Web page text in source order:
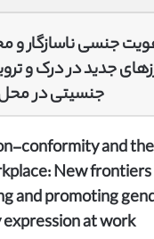
جنسی ناسازگار و
جدید در درک و
جنسیتی در محل
conformity and the
New
and promoting
at work